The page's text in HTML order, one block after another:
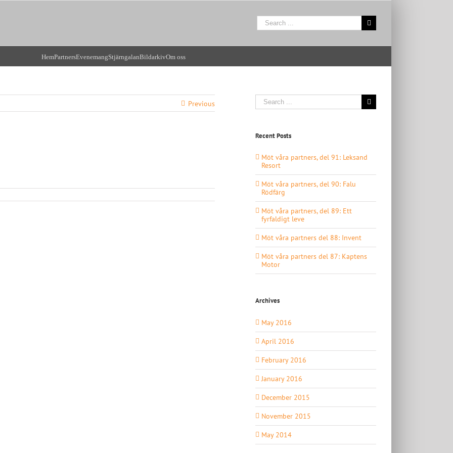
Search
for:
HemPartnersEvenemangStjärngalanBildarkivOm oss
Previous
Search
for:
Recent Posts
Möt våra partners, del 91: Leksand
Resort
Möt våra partners, del 90: Falu
Rödfärg
Möt våra partners, del 89: Ett
fyrfaldigt leve
Möt våra partners del 88: Invent
Möt våra partners del 87: Kaptens
Motor
Archives
May 2016
April 2016
February 2016
January 2016
December 2015
November 2015
May 2014